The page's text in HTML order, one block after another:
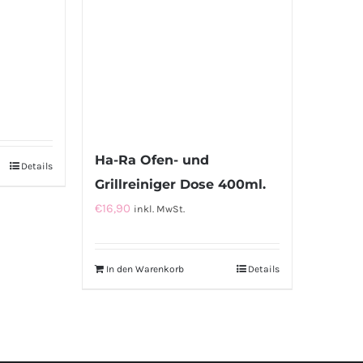
Details
Ha-Ra Ofen- und
Grillreiniger Dose 400ml.
€16,90 inkl. MwSt.
In den Warenkorb Details